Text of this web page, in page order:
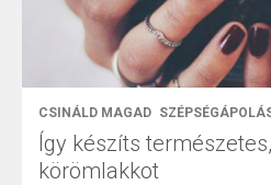
CSINÁLD MAGAD
Így készíts
körömlakkot